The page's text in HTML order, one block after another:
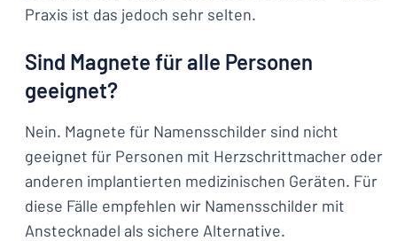
Praxis ist das jedoch sehr selten.
Sind Magnete für alle Personen
geeignet?
Nein. Magnete für Namensschilder sind nicht
geeignet für Personen mit Herzschrittmacher oder
anderen implantierten medizinischen Geräten. Für
diese Fälle empfehlen wir Namensschilder mit
Anstecknadel als sichere Alternative.